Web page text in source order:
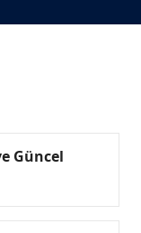
Güncel